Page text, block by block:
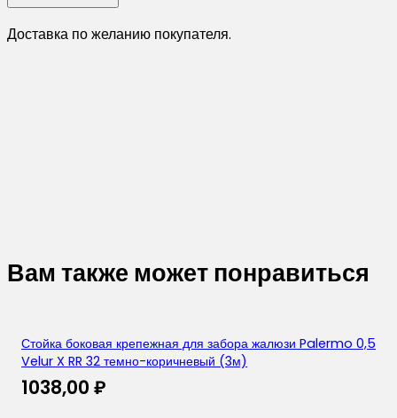
Доставка по желанию покупателя.
Вам также может понравиться
Стойка боковая крепежная для забора жалюзи Palermo 0,5
Velur X RR 32 темно-коричневый (3м)
1038,00 ₽